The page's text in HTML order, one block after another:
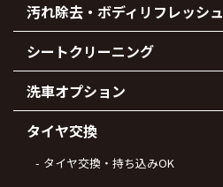
汚れ除去・ボディリフレッシュ
シートクリーニング
洗車オプション
タイヤ交換
タイヤ交換・持ち込みOK